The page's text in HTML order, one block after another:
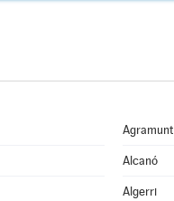
Agramunt
Alcanó
Algerri